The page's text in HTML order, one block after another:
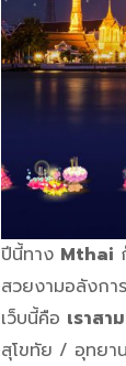
ปีนี้ทาง Mthai
สวยงามอลังกา
เว็บนี้คือ เราส
สุโขทัย / อุทยา